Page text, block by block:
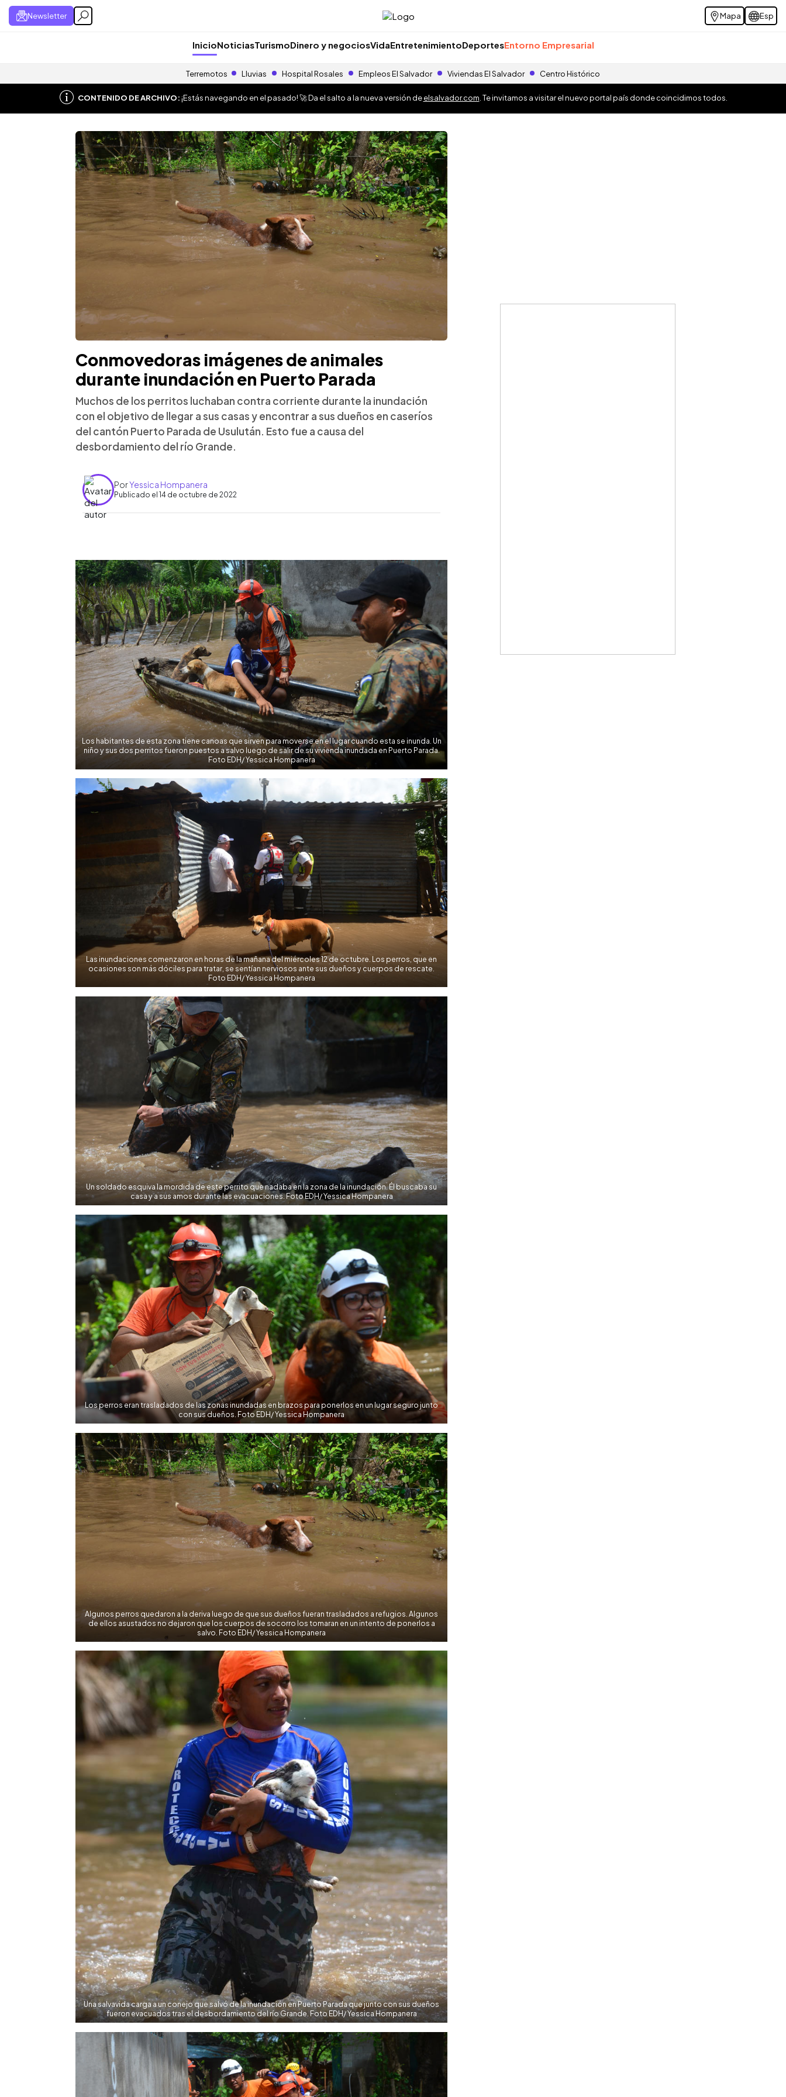
Newsletter Mapa Esp
InicioNoticiasTurismoDinero y negociosVidaEntretenimientoDeportesEntorno Empresarial
Terremotos Lluvias Hospital Rosales Empleos El Salvador Viviendas El Salvador Centro Histórico
CONTENIDO DE ARCHIVO:¡Estás navegando en el pasado! 🚀 Da el salto a la nueva versión deelsalvador.com . Te invitamos a visitar el nuevo portal país donde coincidimos todos.
Conmovedoras imágenes de animales
durante inundación en Puerto Parada
Muchos de los perritos luchaban contra corriente durante la inundación
con el objetivo de llegar a sus casas y encontrar a sus dueños en caseríos
del cantón Puerto Parada de Usulután. Esto fue a causa del
desbordamiento del río Grande.
PorYessica Hompanera
Publicado el 14 de octubre de 2022
► Escuchar artículo
Los habitantes de esta zona tiene canoas que sirven para moverse en el lugar cuando esta se inunda. Un
niño y sus dos perritos fueron puestos a salvo luego de salir de su vivienda inundada en Puerto Parada.
Foto EDH/ Yessica Hompanera
Las inundaciones comenzaron en horas de la mañana del miércoles 12 de octubre. Los perros, que en
ocasiones son más dóciles para tratar, se sentían nerviosos ante sus dueños y cuerpos de rescate.
Foto EDH/ Yessica Hompanera
Un soldado esquiva la mordida de este perrito que nadaba en la zona de la inundación. Él buscaba su
casa y a sus amos durante las evacuaciones. Foto EDH/ Yessica Hompanera
Los perros eran trasladados de las zonas inundadas en brazos para ponerlos en un lugar seguro junto
con sus dueños. Foto EDH/ Yessica Hompanera
Algunos perros quedaron a la deriva luego de que sus dueños fueran trasladados a refugios. Algunos
de ellos asustados no dejaron que los cuerpos de socorro los tomaran en un intento de ponerlos a
salvo. Foto EDH/ Yessica Hompanera
Una salvavida carga a un conejo que salvó de la inundación en Puerto Parada que junto con sus dueños
fueron evacuados tras el desbordamiento del río Grande. Foto EDH/ Yessica Hompanera